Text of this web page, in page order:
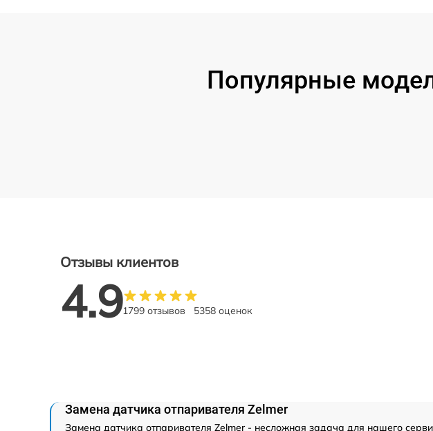
Популярные
Отзывы клиентов
4.91799 отзывов 5358 оценок
Замена датчика отпаривателя Zelmer
Замена датчика отпаривателя Zelmer - несложная задача для нашего